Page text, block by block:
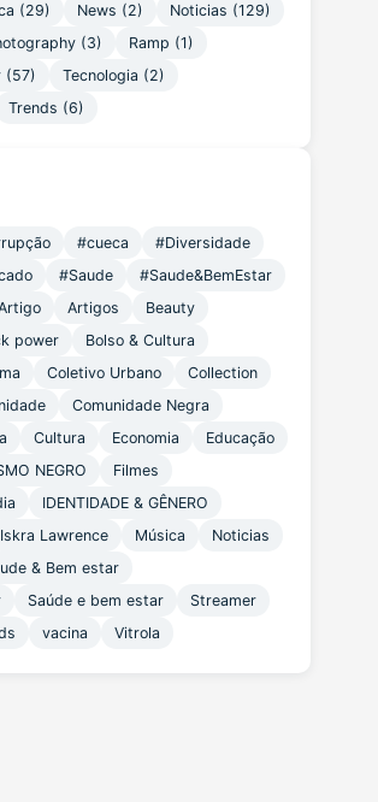
(29) News (2) Noticias (129)
(3) Ramp (1)
(57) Tecnologia (2)
Trends (6)
#cueca
#Diversidade
#Saude
#Saude&BemEstar
Artigos
Beauty
power
Bolso & Cultura
Coletivo Urbano
Collection
Comunidade Negra
Cultura Economia
Educação
NEGRO
Filmes
IDENTIDADE & GÊNERO
Iskra Lawrence Música
Noticias
& Bem estar
Saúde e bem estar
Streamer
vacina Vitrola